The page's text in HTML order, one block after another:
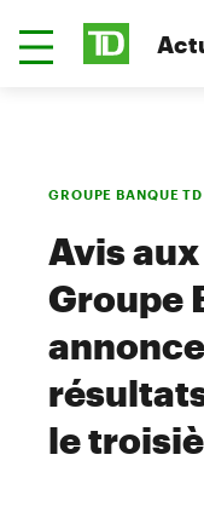
GROUPE BANQUE TD
Avis
Groupe
le